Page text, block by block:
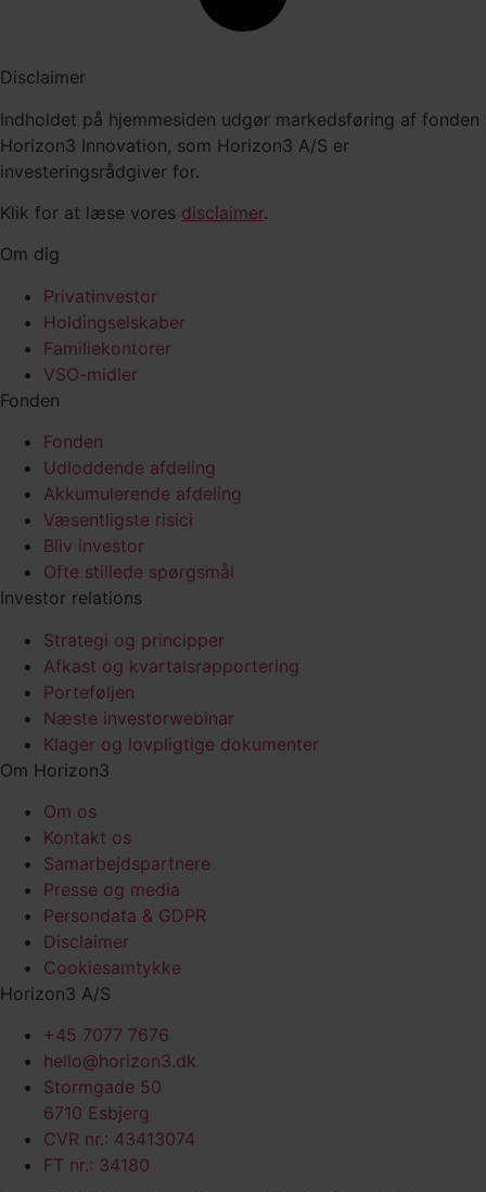
Disclaimer
Indholdet på hjemmesiden udgør markedsføring af fonden
Horizon3 Innovation, som Horizon3 A/S er
investeringsrådgiver for.
Klik for at læse vores disclaimer.
Om dig
Privatinvestor
Holdingselskaber
Familiekontorer
VSO-midler
Fonden
Fonden
Udloddende afdeling
Akkumulerende afdeling
Væsentligste risici
Bliv investor
Ofte stillede spørgsmål
Investor relations
Strategi og principper
Afkast og kvartalsrapportering
Porteføljen
Næste investorwebinar
Klager og lovpligtige dokumenter
Om Horizon3
Om os
Kontakt os
Samarbejds­partnere
Presse og media
Persondata & GDPR
Disclaimer
Cookiesamtykke
Horizon3 A/S
+45 7077 7676
hello@horizon3.dk
Stormgade 50
6710 Esbjerg
CVR nr.: 43413074
FT nr.: 34180